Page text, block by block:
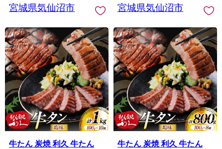
宮城県気仙沼市
宮城県気仙沼市
牛たん 炭焼 利久 牛たん
牛たん 炭焼 利久 牛たん